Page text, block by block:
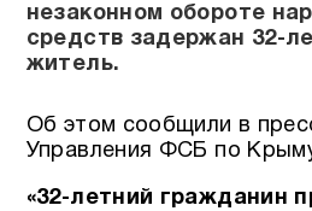
незаконном обороте
средств задержан 32-
житель.
Об этом сообщили в
Управления ФСБ по
«32-летний гражданин